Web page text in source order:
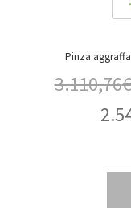
3.110,76